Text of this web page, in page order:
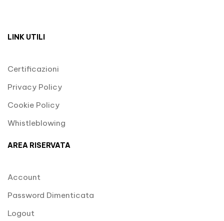
LINK UTILI
Certificazioni
Privacy Policy
Cookie Policy
Whistleblowing
AREA RISERVATA
Account
Password Dimenticata
Logout